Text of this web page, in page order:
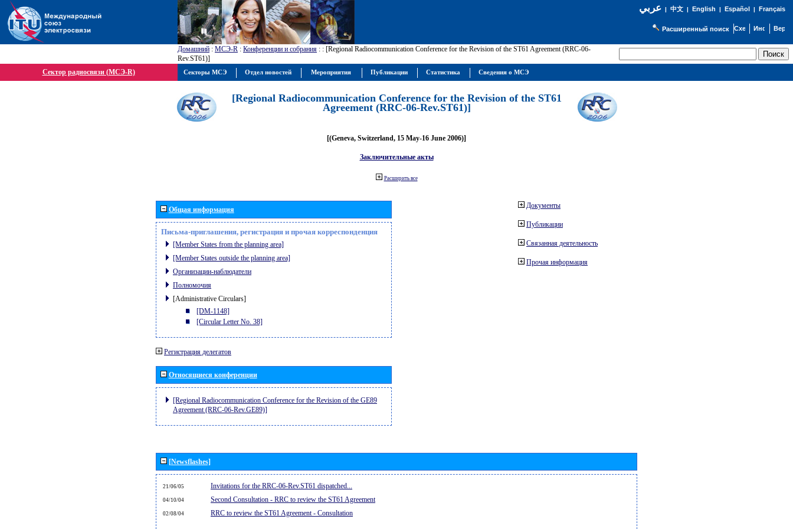
عربي| 中文| English | Español | Français
Расширенный поиск
Домашний : МСЭ-R : Конференции и собрания : : [Regional Radiocommunication Conference for the Revision of the ST61 Agreement (RRC-06-
Rev.ST61)]
Сектор радиосвязи (МСЭ-R)
[Regional Radiocommunication Conference for the Revision of the ST61
Agreement (RRC-06-Rev.ST61)]
[(Geneva, Switzerland, 15 May-16 June 2006)]
Заключительные акты
Расширить все
Общая информация
Письма-приглашения, регистрация и прочая корреспонденция
[Member States from the planning area]
[Member States outside the planning area]
Организации-наблюдатели
Полномочия
[Administrative Circulars]
[DM-1148]
[Circular Letter No. 38]
Регистрация делегатов
Относящиеся конференции
[Regional Radiocommunication Conference for the Revision of the GE89
Agreement (RRC-06-Rev.GE89)]
Документы
Публикации
Связанная деятельность
Прочая информация
[Newsflashes]
21/06/05 Invitations for the RRC-06-Rev.ST61 dispatched...
04/10/04 Second Consultation - RRC to review the ST61 Agreement
02/08/04 RRC to review the ST61 Agreement - Consultation
Секторы МСЭ Отдел новостей Мероприятия Публикации Статистика Сведения о МСЭ